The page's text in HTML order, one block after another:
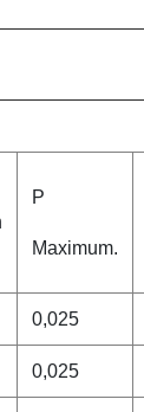
P
Maximum.
0,025
0,025